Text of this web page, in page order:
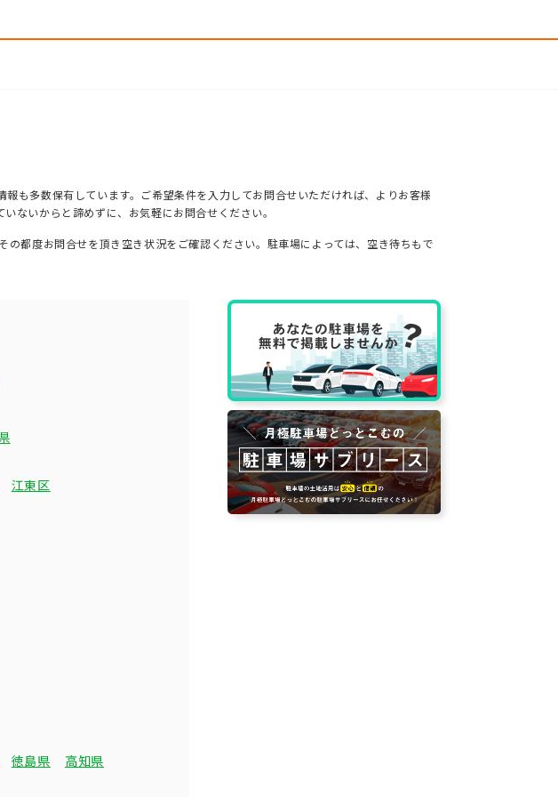
も多数保有しています。ご希望条件を入力してお問合せいただければ、よりお客様
ないからと諦めずに、お気軽にお問合せください。
都度お問合せを頂き空き状況をご確認ください。駐車場によっては、空き待ちもで
江東区
徳島県
高知県